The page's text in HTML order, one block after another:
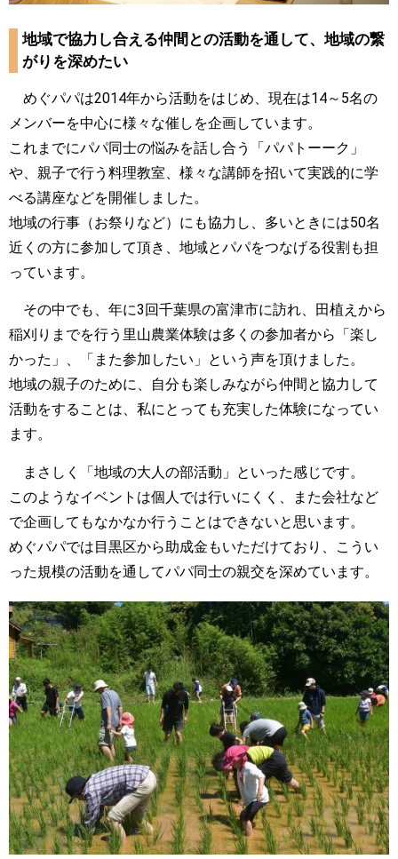
地域で協力し合える仲間との活動を通して、地域の繋
がりを深めたい
めぐパパは2014年から活動をはじめ、現在は14～5名の
メンバーを中心に様々な催しを企画しています。
これまでにパパ同士の悩みを話し合う「パパトーーク」
や、親子で行う料理教室、様々な講師を招いて実践的に学
べる講座などを開催しました。
地域の行事（お祭りなど）にも協力し、多いときには50名
近くの方に参加して頂き、地域とパパをつなげる役割も担
っています。
その中でも、年に3回千葉県の富津市に訪れ、田植えから
稲刈りまでを行う里山農業体験は多くの参加者から「楽し
かった」、「また参加したい」という声を頂けました。
地域の親子のために、自分も楽しみながら仲間と協力して
活動をすることは、私にとっても充実した体験になってい
ます。
まさしく「地域の大人の部活動」といった感じです。
このようなイベントは個人では行いにくく、また会社など
で企画してもなかなか行うことはできないと思います。
めぐパパでは目黒区から助成金もいただけており、こうい
った規模の活動を通してパパ同士の親交を深めています。